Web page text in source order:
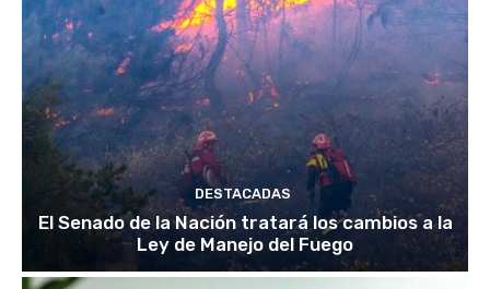
DESTACADAS
El Senado de la Nación tratará los cambios a la
Ley de Manejo del Fuego